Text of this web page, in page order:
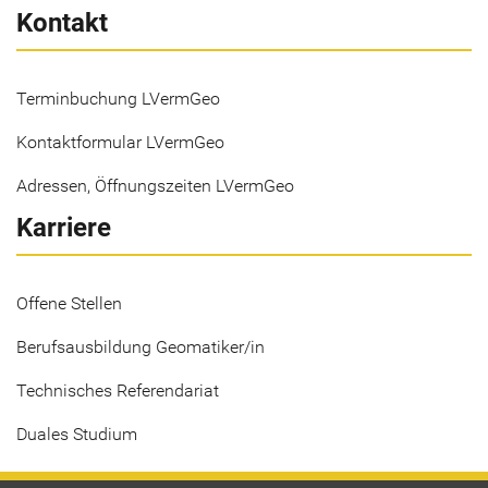
Kontakt
Terminbuchung LVermGeo
Kontaktformular LVermGeo
Adressen, Öffnungszeiten LVermGeo
Karriere
Offene Stellen
Berufsausbildung Geomatiker/in
Technisches Referendariat
Duales Studium